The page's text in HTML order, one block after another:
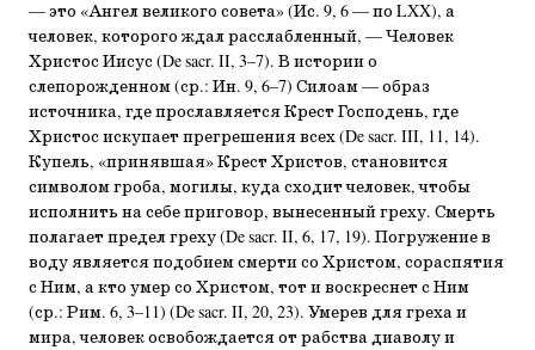
— это «Ангел великого совета» (Ис. 9, 6 — по LXX), а
человек, которого ждал расслабленный, — Человек
Христос Иисус (De sacr. II, 3–7). В истории о
слепорожденном (ср.: Ин. 9, 6–7) Силоам — образ
источника, где прославляется Крест Господень, где
Христос искупает прегрешения всех (De sacr. III, 11, 14).
Купель, «принявшая» Крест Христов, становится
символом гроба, могилы, куда сходит человек, чтобы
исполнить на себе приговор, вынесенный греху. Смерть
полагает предел греху (De sacr. II, 6, 17, 19). Погружение в
воду является подобием смерти со Христом, сораспятия
с Ним, а кто умер со Христом, тот и воскреснет с Ним
(ср.: Рим. 6, 3–11) (De sacr. II, 20, 23). Умерев для греха и
мира, человек освобождается от рабства диаволу и